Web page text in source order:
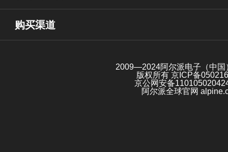
购买渠道
2009—2024阿尔派电子（中国
版权所有 京ICP备
京公网安备
阿尔派全球官网